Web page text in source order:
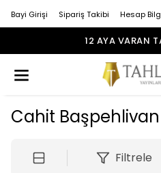
Bayi Girişi Sipariş Takibi Hesap
12 AYA VARAN
Cahit Başpehlivan
Filtrele